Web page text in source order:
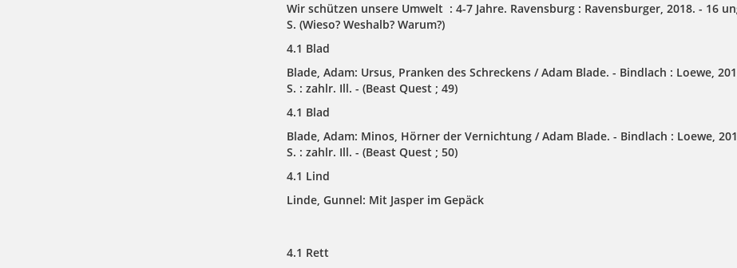
Wir schützen unsere Umwelt : 4-7 Jahre. Ravensburg : Ravensburger, 2018. - 16
S. (Wieso? Weshalb? Warum?)
4.1 Blad
Blade, Adam: Ursus, Pranken des Schreckens / Adam Blade. - Bindlach : Loewe,
S. : zahlr. Ill. - (Beast Quest ; 49)
4.1 Blad
Blade, Adam: Minos, Hörner der Vernichtung / Adam Blade. - Bindlach : Loewe,
S. : zahlr. Ill. - (Beast Quest ; 50)
4.1 Lind
Linde, Gunnel: Mit Jasper im Gepäck
4.1 Rett